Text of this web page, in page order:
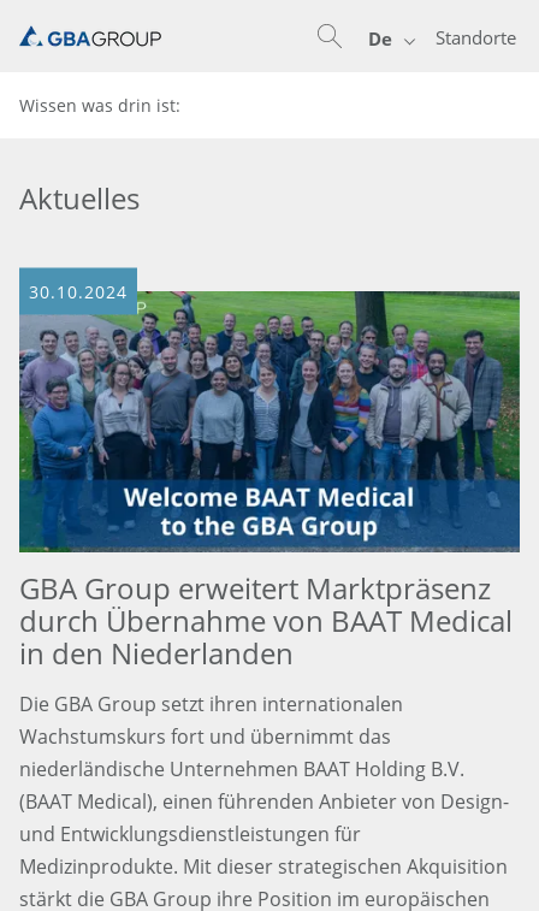
Standorte
De
Wissen was drin ist:
Aktuelles
30.10.2024
GBA Group erweitert Marktpräsenz
durch Übernahme von BAAT Medical
in den Niederlanden
Die GBA Group setzt ihren internationalen
Wachstumskurs fort und übernimmt das
niederländische Unternehmen BAAT Holding B.V.
(BAAT Medical), einen führenden Anbieter von Design-
und Entwicklungsdienstleistungen für
Medizinprodukte. Mit dieser strategischen Akquisition
stärkt die GBA Group ihre Position im europäischen